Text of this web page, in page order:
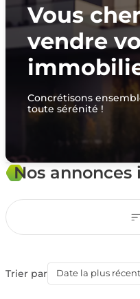
Vous
vendre
Concrétisons
toute sérénité !
Nos annonces
Trier par Date la plus